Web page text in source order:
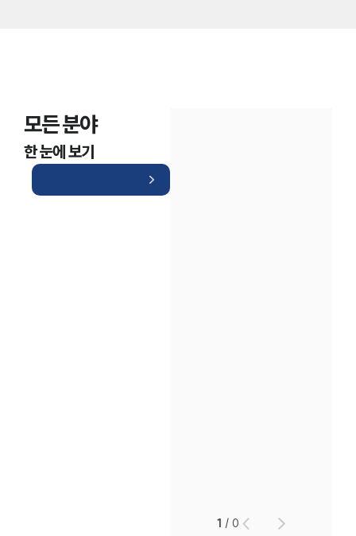
모든 분야
한 눈에 보기
1 /0